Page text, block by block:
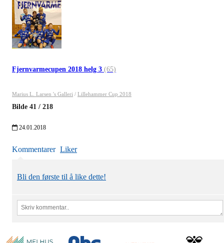
Fjernvarmecupen 2018 helg 3 (65)
Marius L. Larsen 's Galleri / Lillehammer Cup 2018
Bilde 41 / 218
24.01.2018
Kommentarer Liker
Bli den første til å like dette!